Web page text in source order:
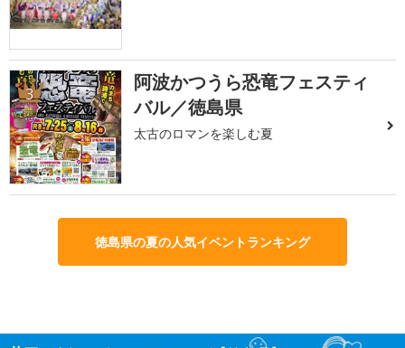
3
阿波かつうら恐竜フェスティ
バル／徳島県
太古のロマンを楽しむ夏
徳島県の夏の人気イベントランキング